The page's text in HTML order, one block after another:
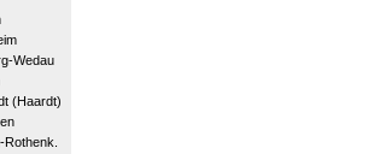
Wedau
(Haardt)